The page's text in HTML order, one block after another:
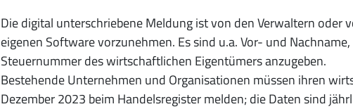
Die digital unterschriebene Meldung ist von den Verwaltern oder
eigenen Software vorzunehmen. Es sind u.a. Vor- und
Steuernummer des wirtschaftlichen Eigentümers anzugeben.
Bestehende Unternehmen und Organisationen müssen ihren
Dezember 2023 beim Handelsregister melden; die Daten sind